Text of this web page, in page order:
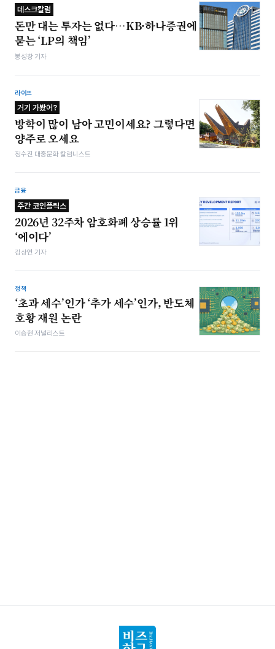
데스크칼럼
돈만 대는 투자는 없다…KB·하나증권에
묻는 ‘LP의 책임’
봉성창 기자
라이프
거기 가봤어?
방학이 많이 남아 고민이세요? 그렇다면
양주로 오세요
정수진 대중문화 칼럼니스트
금융
주간 코인플릭스
2026년 32주차 암호화폐 상승률 1위
‘에이다’
김상연 기자
정책
‘초과 세수’인가 ‘추가 세수’인가, 반도체
호황 재원 논란
이승현 저널리스트